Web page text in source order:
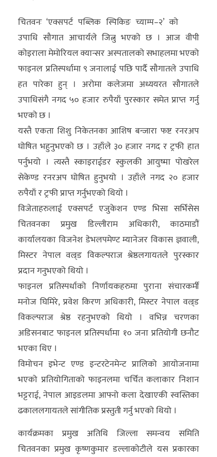
अर्थ/
वाणिज्य
मनाेरञ्जन
विज्ञान
प्रविधि
अन्तरर्वार्ता
विचार/
ब्लग
खेलकुद
रोचक
अन्य
क्लिक
खबर
विशेष
राशिफल
फोटो
ग्यालरी
भिडियो
चितवनः ‘एक्सपर्ट पब्लिक स्पिकिङ च्याम्प–२’ को
उपाधि सौगात आचार्यले जित्नु भएको छ । आज वीपी
कोइराला मेमोरियल क्यान्सर अस्पतालको सभाहलमा भएको
फाइनल प्रतिस्पर्धामा ९ जनालाई पछि पार्दै सौगातले उपाधि
हत पारेका हुन् । अरोमा कलेजमा अध्ययरत सौगातले
उपाधिसंगै नगद ५० हजार रुपैयाँ पुरस्कार समेत प्राप्त गर्नु
भएको छ ।
यस्तै एकता शिशु निकेतनका आशिष बन्जारा फष्ट रनरअप
घोषित भहुनुभएको छ । उहाँले ३० हजार नगद र ट्रफी हात
पर्नुभयो । त्यस्तै स्काइराईडर स्कुलकी आयुष्मा पोखरेल
सेकेण्ड रनरअप घोषित हुनुभयो । उहाँले नगद २० हजार
रुपैयाँ र ट्रफी प्राप्त गर्नुभएको थियो ।
विजेताहरुलाई एक्सपर्ट एजुकेशन एण्ड भिसा सर्भिसेस
चितवनका प्रमुख डिल्लीराम अधिकारी, काठमाडौं
कार्यालयका विजनेश डेभलपमेण्ट म्यानेजर विकास ज्ञवाली,
मिस्टर नेपाल वल्र्ड विकल्पराज श्रेष्ठलगायतले पुरस्कार
प्रदान गनुभएको थियो ।
फाइनल प्रतिस्पर्धाको निर्णायकहरुमा पुराना संचारकर्मी
मनोज घिमिरे, प्रवेश किरण अधिकारी, मिस्टर नेपाल वल्र्ड
विकल्पराज श्रेष्ठ रहनुभएको थियो । वभिन्न चरणका
अडिसनबाट फाइनल प्रतिस्पर्धामा १० जना प्रतियोगी छनौट
भएका थिए ।
विमोचन इभेन्ट एण्ड इन्टरटेनमेन्ट प्रालिको आयोजनामा
भएको प्रतियोगिताको फाइनलमा चर्चित कलाकार निशान
भट्टराई, नेपाल आइडलमा आफ्नो कला देखाएकी स्वस्तिका
ढकाललगायतले सांगीतिक प्रस्तुती गर्नु भएको थियो ।
कार्यक्रमका प्रमुख अतिथि जिल्ला समन्वय समिति
चितवनका प्रमुख कृष्णकुमार डल्लाकोटीले यस प्रकारका